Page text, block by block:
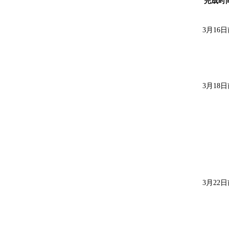
3月 16日
3月 18日
3月 22日